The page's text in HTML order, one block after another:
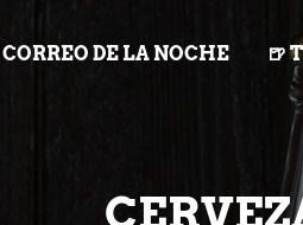
CORREO DE LA NOCHE 🍺